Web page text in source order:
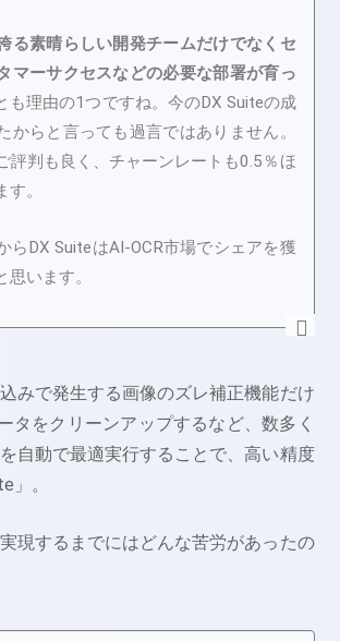
る素晴らしい開発チームだけでなくセ
マーサクセスなどの必要な部署が育っ
も理由の1つですね。今のDX Suiteの成
からと言っても過言ではありません。
評判も良く、チャーンレートも0.5％ほ
。
らDX SuiteはAI-OCR市場でシェアを獲
います。
みで発生する画像のズレ補正機能だけ
タをクリーンアップするなど、数多く
自動で最適実行することで、高い精度
」。
現するまでにはどんな苦労があったの